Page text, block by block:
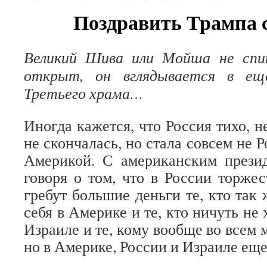
Поздравить Трампа
Великий Шива или Мойша не
открыт, он вглядывается в
Третьего храма…
Иногда кажется, что Россия тихо,
не скончалась, но стала совсем не
Америкой. С американским
говоря о том, что в России
гребут большие деньги те, кто так
себя в Америке и те, кто ничуть
Израиле и те, кому вообще во всем
но в Америке, России и Израиле